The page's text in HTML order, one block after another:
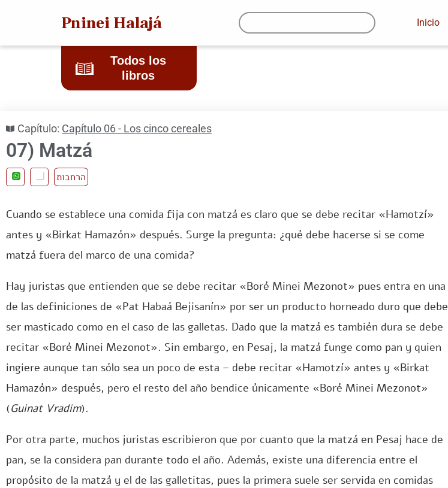
Pninei Halajá Inicio
Todos los
libros
Capítulo: Capítulo 06 - Los cinco cereales
07) Matzá
הרחבות
Cuando se establece una comida fija con matzá es claro que se debe recitar «Hamotzí»
antes y «Birkat Hamazón» después. Surge la pregunta: ¿qué debe hacerse si se come
matzá fuera del marco de una comida?
Hay juristas que entienden que se debe recitar «Boré Minei Mezonot» pues entra en una
de las definiciones de «Pat Habaá Bejisanín» por ser un producto horneado duro que debe
ser masticado como en el caso de las galletas. Dado que la matzá es también dura se debe
recitar «Boré Minei Mezonot». Sin embargo, en Pesaj, la matzá funge como pan y quien
ingiere aunque tan sólo sea un poco de esta – debe recitar «Hamotzí» antes y «Birkat
Hamazón» después, pero el resto del año bendice únicamente «Boré Minei Mezonot»
(Guinat Vradim).
Por otra parte, muchos juristas escribieron que por cuanto que la matzá en Pesaj hace de
pan, se la considera pan durante todo el año. Además, existe una diferencia entre el
propósito de la matzá y el de las galletitas, pues la primera suele ser servida en comidas